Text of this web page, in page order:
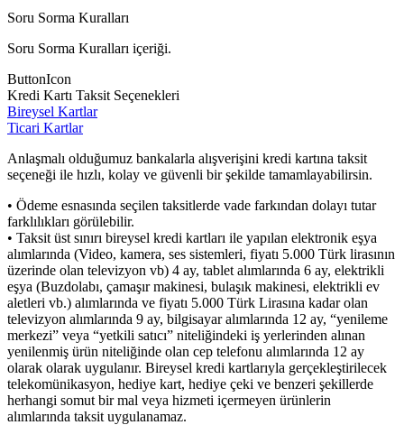
Soru Sorma Kuralları
Soru Sorma Kuralları içeriği.
ButtonIcon
Kredi Kartı Taksit Seçenekleri
Bireysel Kartlar
Ticari Kartlar
Anlaşmalı olduğumuz bankalarla alışverişini kredi kartına taksit
seçeneği ile hızlı, kolay ve güvenli bir şekilde tamamlayabilirsin.
• Ödeme esnasında seçilen taksitlerde vade farkından dolayı tutar
farklılıkları görülebilir.
• Taksit üst sınırı bireysel kredi kartları ile yapılan elektronik eşya
alımlarında (Video, kamera, ses sistemleri, fiyatı 5.000 Türk lirasının
üzerinde olan televizyon vb) 4 ay, tablet alımlarında 6 ay, elektrikli
eşya (Buzdolabı, çamaşır makinesi, bulaşık makinesi, elektrikli ev
aletleri vb.) alımlarında ve fiyatı 5.000 Türk Lirasına kadar olan
televizyon alımlarında 9 ay, bilgisayar alımlarında 12 ay, “yenileme
merkezi” veya “yetkili satıcı” niteliğindeki iş yerlerinden alınan
yenilenmiş ürün niteliğinde olan cep telefonu alımlarında 12 ay
olarak olarak uygulanır. Bireysel kredi kartlarıyla gerçekleştirilecek
telekomünikasyon, hediye kart, hediye çeki ve benzeri şekillerde
herhangi somut bir mal veya hizmeti içermeyen ürünlerin
alımlarında taksit uygulanamaz.